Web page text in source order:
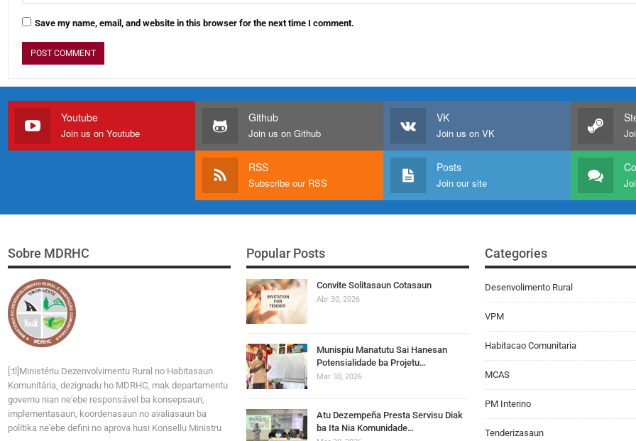
Save my name, email, and website in this browser for the next time I comment.
Youtube
Join us on Youtube
Github
Join us on Github
VK
Join us on VK
RSS
Subscribe our RSS
Posts
Join our site
Sobre MDRHC
[:tl]Ministériu Dezenvolvimentu Rural no Habitasaun
Komunitária, dezignadu ho MDRHC, mak departamentu
governu nian ne'ebe responsável ba konsepsaun,
implementasaun, koordenasaun no avaliasaun ba
polítika ne'ebe defini no aprova husi Konsellu Ministru
Popular Posts
Convite Solitasaun Cotasaun
Abr 30, 2026
Munispiu Manatutu Sai Hanesan
Potensialidade ba Projetu…
Mar 30, 2026
Atu Dezempeña Presta Servisu Diak
ba Ita Nia Komunidade…
Categories
Desenvolimento Rural
VPM
Habitacao Comunitaria
MCAS
PM Interino
Tenderizasaun